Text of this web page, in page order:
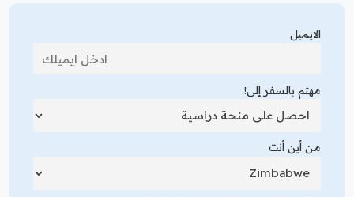
الايميل
مهتم بالسفر إلى!
من أين أنت